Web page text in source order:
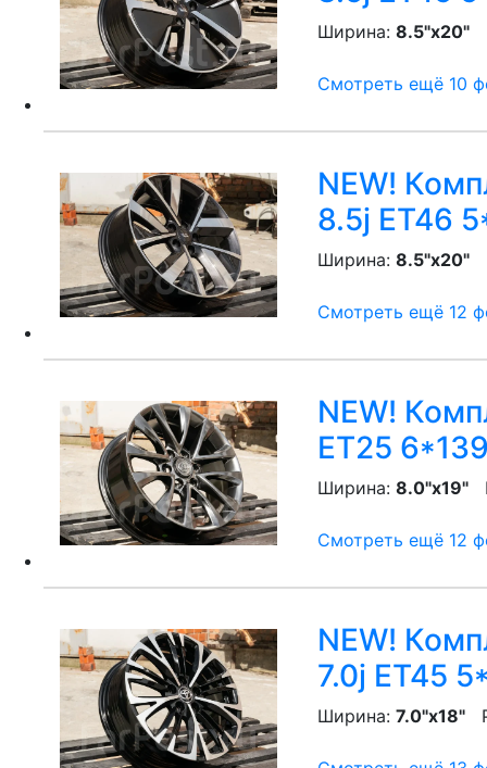
Ширина: 8.5"x20"
Смотреть ещё 10
NEW!
8.5j ET46
Ширина: 8.5"x20"
Смотреть ещё 12
NEW!
ET25
Ширина: 8.0"x19"
Смотреть ещё 12
NEW!
7.0j ET45
Ширина: 7.0"x18"